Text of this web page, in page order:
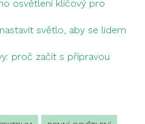
osvětlení klíčový pro
světlo, aby se lidem
proč začít s přípravou